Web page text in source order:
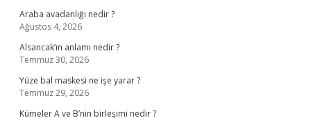
Araba avadanlığı nedir ?
Ağustos 4, 2026
Alsancak’ın anlamı nedir ?
Temmuz 30, 2026
Yüze bal maskesi ne işe yarar ?
Temmuz 29, 2026
Kümeler A ve B’nin birleşimi nedir ?